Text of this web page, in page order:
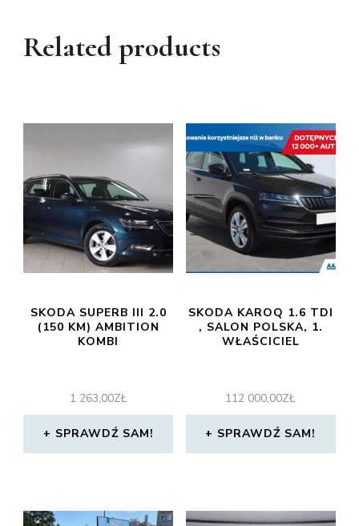
Related products
SKODA SUPERB III 2.0
(150 KM) AMBITION
KOMBI
1 263,00ZŁ
SPRAWDŹ SAM!
SKODA KAROQ 1.6 TDI
, SALON POLSKA, 1.
WŁAŚCICIEL
112 000,00ZŁ
SPRAWDŹ SAM!